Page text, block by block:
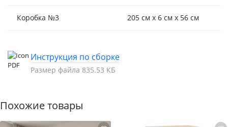
Коробка №3 205 см x 6 см x 56 см
Инструкция по сборке
Размер файла 835.53 КБ
Похожие товары